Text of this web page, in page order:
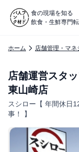
食の現場を知る
飲食・生鮮専門
ホーム 店舗管理・マネ
店舗運営スタ
東山崎店
スシロー【 年間休日
事！ 】